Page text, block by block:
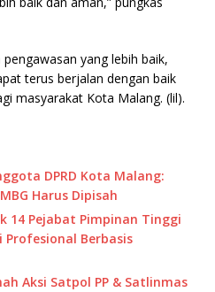
yang lebih baik,
terus berjalan dengan baik
masyarakat Kota Malang. (lil).
DPRD Kota Malang:
Harus Dipisah
14 Pejabat Pimpinan Tinggi
Berbasis
Aksi Satpol PP & Satlinmas